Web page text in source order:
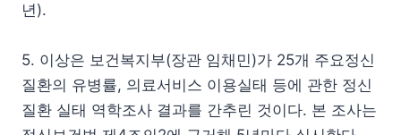
년).
5. 이상은 보건복지부(장관 임채민)가 25개 주요정신
질환의 유병률, 의료서비스 이용실태 등에 관한 정신
질환 실태 역학조사 결과를 간추린 것이다. 본 조사는